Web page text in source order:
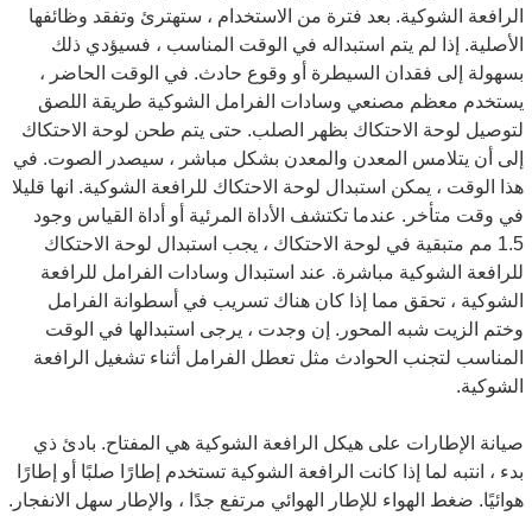
الرافعة الشوكية. بعد فترة من الاستخدام ، ستهترئ وتفقد وظائفها
الأصلية. إذا لم يتم استبداله في الوقت المناسب ، فسيؤدي ذلك
بسهولة إلى فقدان السيطرة أو وقوع حادث. في الوقت الحاضر ،
يستخدم معظم مصنعي وسادات الفرامل الشوكية طريقة اللصق
لتوصيل لوحة الاحتكاك بظهر الصلب. حتى يتم طحن لوحة الاحتكاك
إلى أن يتلامس المعدن والمعدن بشكل مباشر ، سيصدر الصوت. في
هذا الوقت ، يمكن استبدال لوحة الاحتكاك للرافعة الشوكية. انها قليلا
في وقت متأخر. عندما تكتشف الأداة المرئية أو أداة القياس وجود
1.5 مم متبقية في لوحة الاحتكاك ، يجب استبدال لوحة الاحتكاك
للرافعة الشوكية مباشرة. عند استبدال وسادات الفرامل للرافعة
الشوكية ، تحقق مما إذا كان هناك تسريب في أسطوانة الفرامل
وختم الزيت شبه المحور. إن وجدت ، يرجى استبدالها في الوقت
المناسب لتجنب الحوادث مثل تعطل الفرامل أثناء تشغيل الرافعة
الشوكية.
صيانة الإطارات على هيكل الرافعة الشوكية هي المفتاح. بادئ ذي
بدء ، انتبه لما إذا كانت الرافعة الشوكية تستخدم إطارًا صلبًا أو إطارًا
هوائيًا. ضغط الهواء للإطار الهوائي مرتفع جدًا ، والإطار سهل الانفجار.